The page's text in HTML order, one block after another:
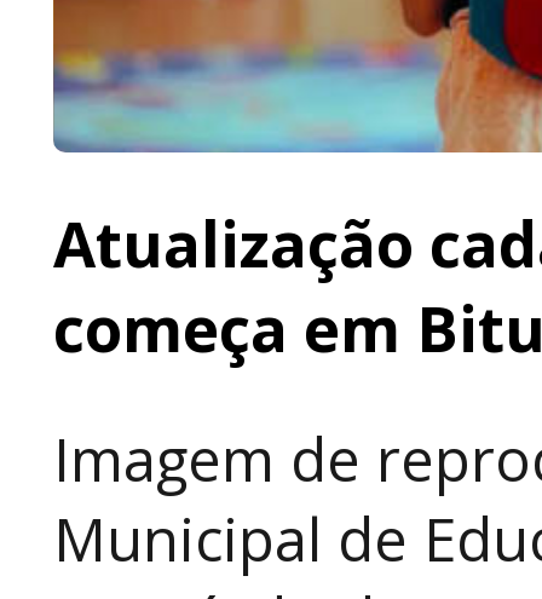
Atualização
começa em
Imagem de
Municipal de